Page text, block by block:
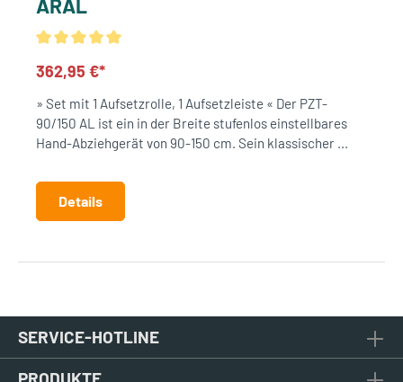
ARAL
362,95 €*
» Set mit 1 Aufsetzrolle, 1 Aufsetzleiste « Der PZT-
90/150 AL ist ein in der Breite stufenlos einstellbares
Hand-Abziehgerät von 90-150 cm. Sein klassischer ...
Details
SERVICE-HOTLINE